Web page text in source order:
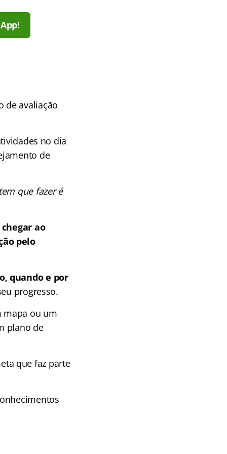
de avaliação
no dia
de
que fazer é
chegar ao
pelo
quando e por
progresso.
mapa ou um
plano de
que faz parte